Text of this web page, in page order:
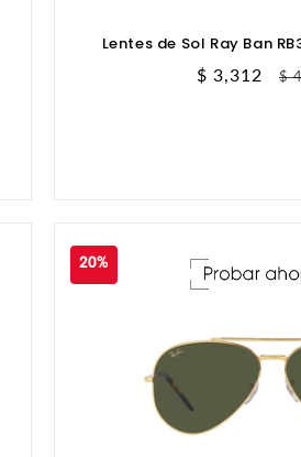
Lentes de Sol Ray Ban
Precio
$ 3,312 $
20%